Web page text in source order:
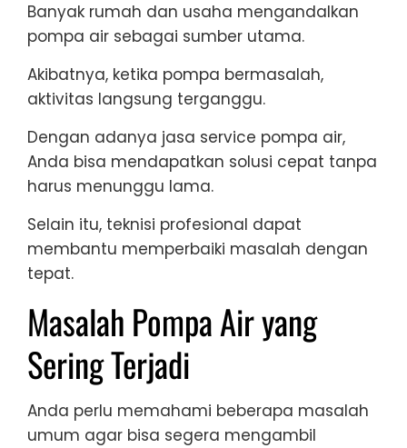
Banyak rumah dan usaha mengandalkan
pompa air sebagai sumber utama.
Akibatnya, ketika pompa bermasalah,
aktivitas langsung terganggu.
Dengan adanya jasa service pompa air,
Anda bisa mendapatkan solusi cepat tanpa
harus menunggu lama.
Selain itu, teknisi profesional dapat
membantu memperbaiki masalah dengan
tepat.
Masalah Pompa Air yang
Sering Terjadi
Anda perlu memahami beberapa masalah
umum agar bisa segera mengambil